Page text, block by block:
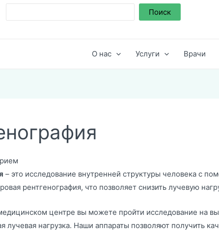
Поиск
О нас Услуги Врачи
– это исследование внутренней структуры человека с
рентгенография, что позволяет снизить лучевую
центре вы можете пройти исследование на
лучевая нагрузка. Наши аппараты позволяют получить